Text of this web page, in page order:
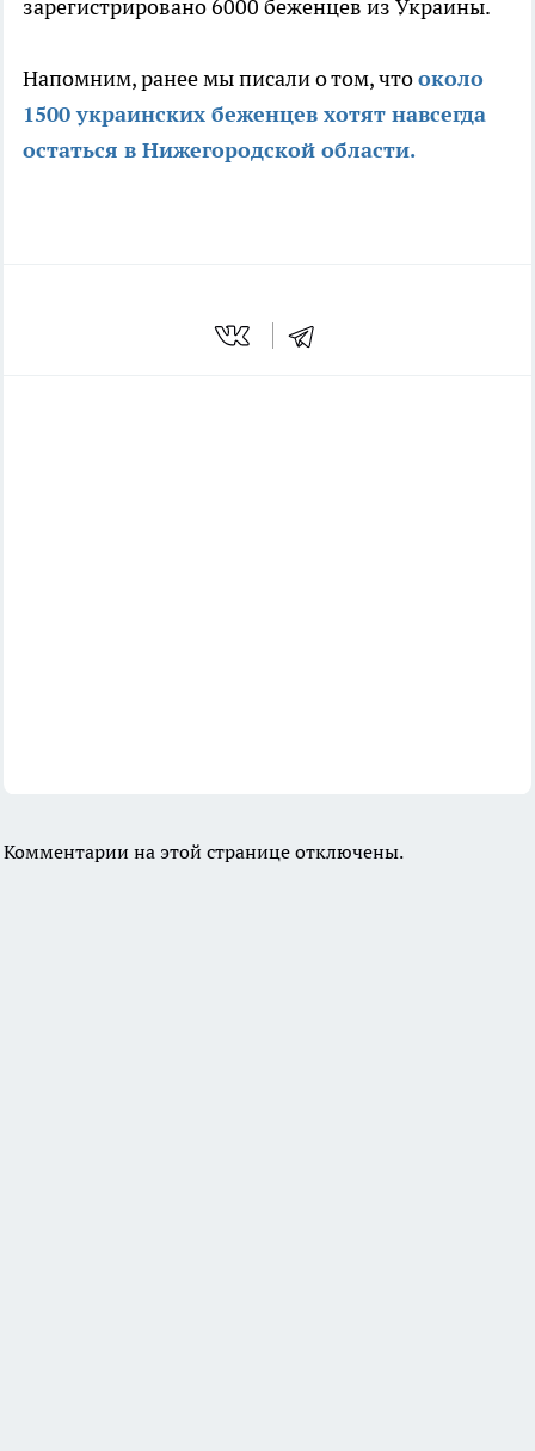
зарегистрировано 6000 беженцев из Украины.
Напомним, ранее мы писали о том, чтооколо
1500 украинских беженцев хотят навсегда
остаться в Нижегородской области.
Комментарии на этой странице отключены.